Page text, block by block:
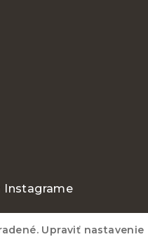
Instagrame
Upraviť nastavenie